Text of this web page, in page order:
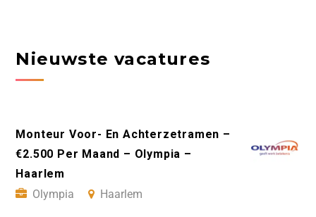
Nieuwste vacatures
Monteur Voor- En Achterzetramen –
€2.500 Per Maand – Olympia –
Haarlem
Olympia
Haarlem